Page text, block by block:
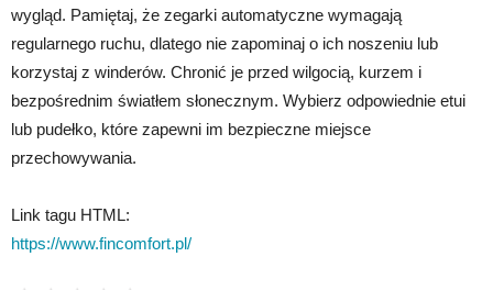
wygląd. Pamiętaj, że zegarki automatyczne wymagają
regularnego ruchu, dlatego nie zapominaj o ich noszeniu lub
korzystaj z winderów. Chronić je przed wilgocią, kurzem i
bezpośrednim światłem słonecznym. Wybierz odpowiednie etui
lub pudełko, które zapewni im bezpieczne miejsce
przechowywania.
Link tagu HTML:
https://www.fincomfort.pl/